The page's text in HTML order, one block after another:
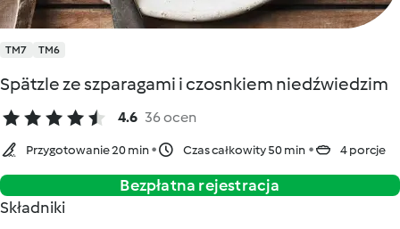
TM7 TM6
Spätzle ze szparagami i czosnkiem niedźwiedzim
4.6 36 ocen
Przygotowanie 20 min Czas całkowity 50 min 4 porcje
Bezpłatna rejestracja
Składniki